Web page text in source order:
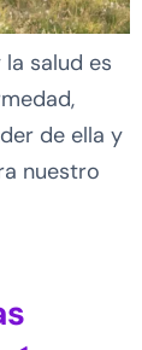
salud es
de ella y
nuestro